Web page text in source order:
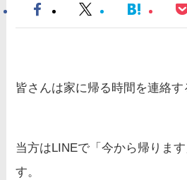
皆さんは家に帰る時間を連絡す
当方はLINEで「今から帰りま
す。